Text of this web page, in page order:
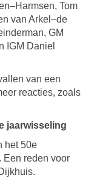
Tom
van Arkel–de
GM
IGM Daniel
van een
reacties, zoals
jaarwisseling
het 50e
Een reden voor